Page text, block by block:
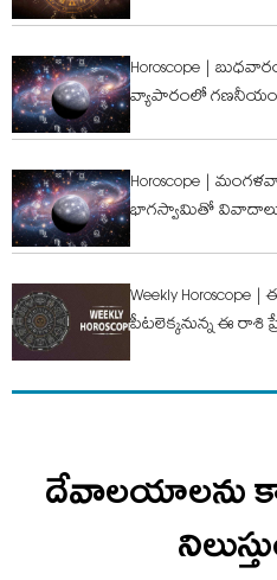
Horoscope |
వ్యాపారంలో
Horoscope |
భాగ‌స్వామితో
Weekly
పీట‌లెక్క‌నున్న ఈ రాశి
దేవాలయాలను